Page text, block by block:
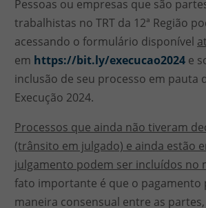
Pessoas ou empresas que são
trabalhistas no TRT da 12ª Região
acessando o formulário disponível
em https://bit.ly/execucao2024 e
inclusão de seu processo em pauta
Execução 2024.
Processos que ainda não tiveram
(trânsito em julgado) e ainda estão
julgamento podem ser incluídos no
fato importante é que o pagamento
maneira consensual entre as